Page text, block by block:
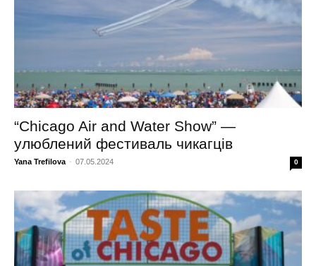
“Chicago Air and Water Show” —
улюблений фестиваль чикагців
Yana Trefilova - 07.05.2024 0